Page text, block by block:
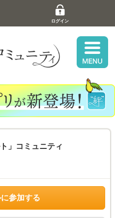
ログイン
」コミュニティ
参加する